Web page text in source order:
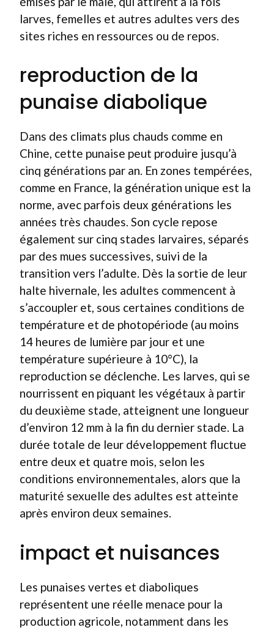
larves, femelles et autres adultes vers des
sites riches en ressources ou de repos.
reproduction de la
punaise diabolique
Dans des climats plus chauds comme en
Chine, cette punaise peut produire jusqu’à
cinq générations par an. En zones tempérées,
comme en France, la génération unique est la
norme, avec parfois deux générations les
années très chaudes. Son cycle repose
également sur cinq stades larvaires, séparés
par des mues successives, suivi de la
transition vers l’adulte. Dès la sortie de leur
halte hivernale, les adultes commencent à
s’accoupler et, sous certaines conditions de
température et de photopériode (au moins
14 heures de lumière par jour et une
température supérieure à 10°C), la
reproduction se déclenche. Les larves, qui se
nourrissent en piquant les végétaux à partir
du deuxième stade, atteignent une longueur
d’environ 12 mm à la fin du dernier stade. La
durée totale de leur développement fluctue
entre deux et quatre mois, selon les
conditions environnementales, alors que la
maturité sexuelle des adultes est atteinte
après environ deux semaines.
impact et nuisances
Les punaises vertes et diaboliques
représentent une réelle menace pour la
production agricole, notamment dans les